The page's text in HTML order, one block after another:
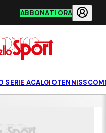
ABBONATI ORA
SERIE ACALCIOTENNIS